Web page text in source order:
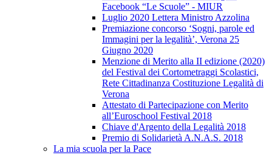
Facebook “Le Scuole” - MIUR
Luglio 2020 Lettera Ministro Azzolina
Premiazione concorso ‘Sogni, parole ed
Immagini per la legalità’, Verona 25
Giugno 2020
Menzione di Merito alla II edizione (2020)
del Festival dei Cortometraggi Scolastici,
Rete Cittadinanza Costituzione Legalità di
Verona
Attestato di Partecipazione con Merito
all’Euroschool Festival 2018
Chiave d'Argento della Legalità 2018
Premio di Solidarietà A.N.A.S. 2018
La mia scuola per la Pace